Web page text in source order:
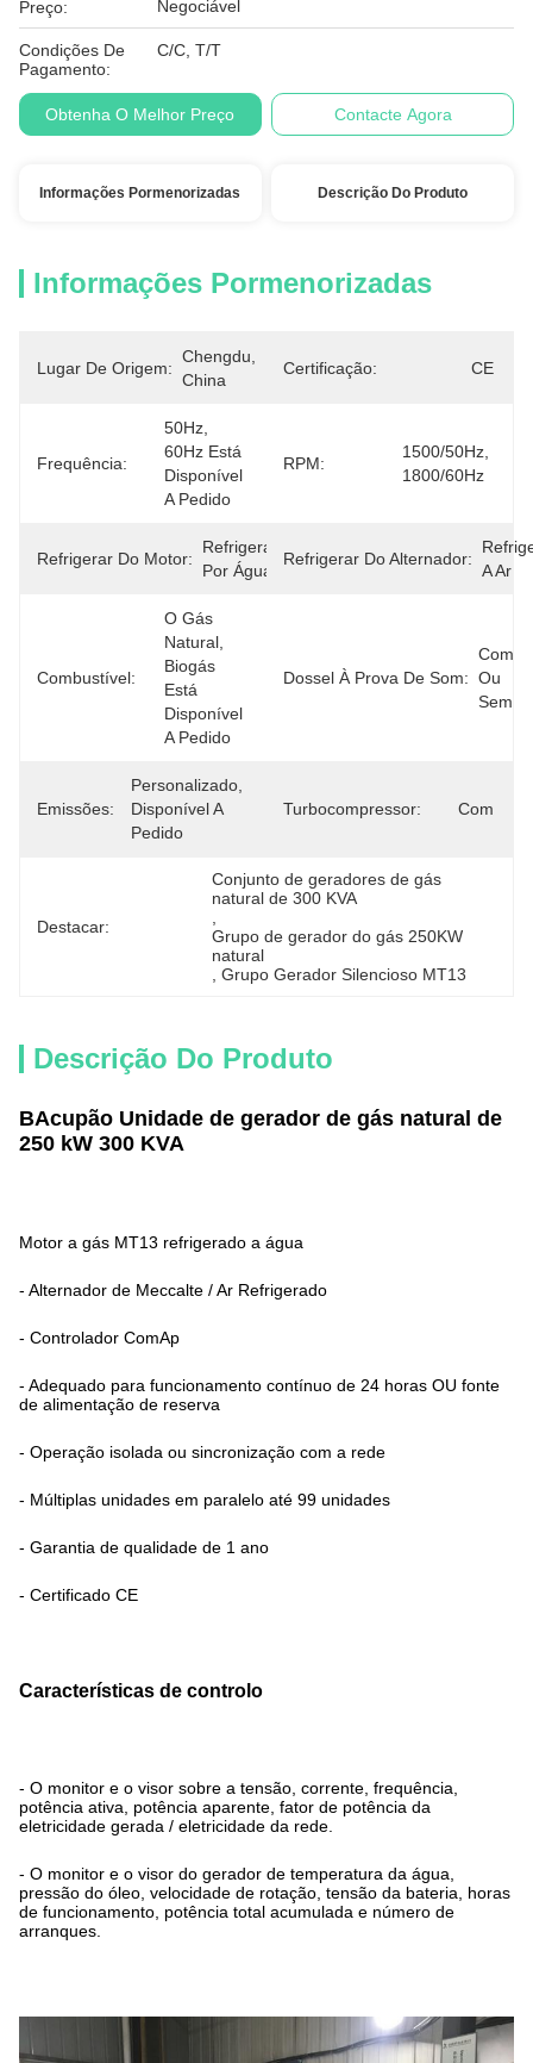
Preço: Negociável
Condições De
Pagamento:
C/C, T/T
Obtenha O Melhor Preço Contacte Agora
Informações Pormenorizadas Descrição Do Produto
Informações Pormenorizadas
Lugar De Origem:
Chengdu,
China
Certificação: CE
Frequência:
50Hz,
60Hz Está
Disponível
A Pedido
RPM:
1500/50Hz,
1800/60Hz
Refrigerar Do Motor:
Refrigeração
Por Água
Refrigerar Do Alternador:
A Ar
Combustível:
O Gás
Natural,
Biogás
Está
Disponível
A Pedido
Dossel À Prova De Som:
Com
Ou
Sem
Emissões:
Personalizado,
Disponível A
Pedido
Turbocompressor: Com
Destacar:
Conjunto de geradores de gás
natural de 300 KVA
Grupo de gerador do gás 250KW
natural
, Grupo Gerador Silencioso MT13
Descrição Do Produto
BAcupão Unidade de gerador de gás natural de
250 kW 300 KVA
Motor a gás MT13 refrigerado a água
- Alternador de Meccalte / Ar Refrigerado
- Controlador ComAp
- Adequado para funcionamento contínuo de 24 horas OU fonte
de alimentação de reserva
- Operação isolada ou sincronização com a rede
- Múltiplas unidades em paralelo até 99 unidades
- Garantia de qualidade de 1 ano
- Certificado CE
Características de controlo
- O monitor e o visor sobre a tensão, corrente, frequência,
potência ativa, potência aparente, fator de potência da
eletricidade gerada / eletricidade da rede.
- O monitor e o visor do gerador de temperatura da água,
pressão do óleo, velocidade de rotação, tensão da bateria, horas
de funcionamento, potência total acumulada e número de
arranques.